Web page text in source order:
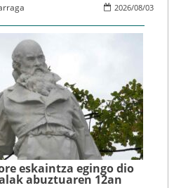
2026/08/03
eskaintza egingo dio
abuztuaren 12an